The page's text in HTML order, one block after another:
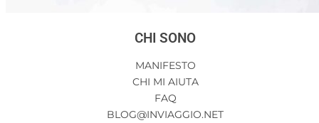
CHI SONO
MANIFESTO
CHI MI AIUTA
FAQ
BLOG@INVIAGGIO.NET